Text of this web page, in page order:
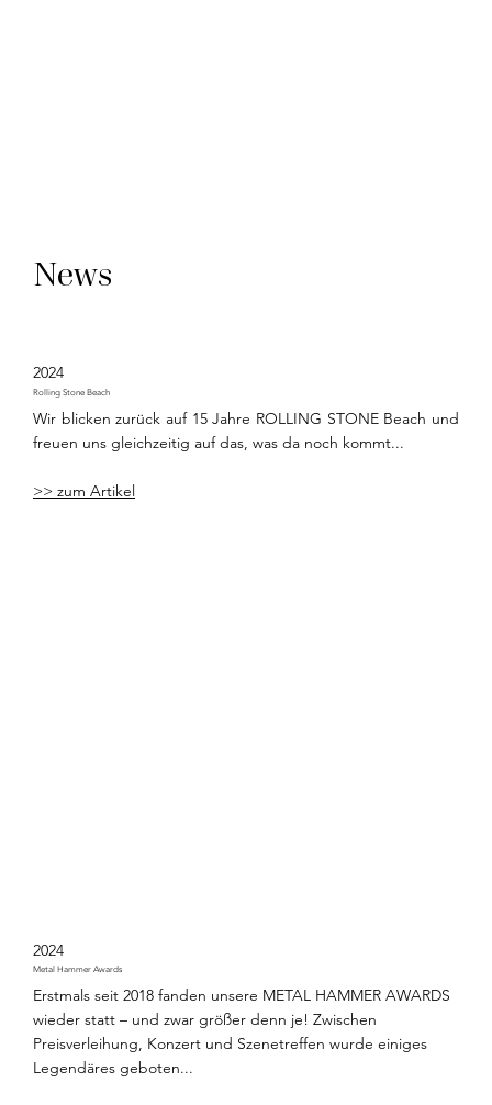
News
2024
Rolling Stone Beach
Wir blicken zurück auf 15 Jahre ROLLING STONE Beach und
freuen uns gleichzeitig auf das, was da noch kommt...
>> zum Artikel
2024
Metal Hammer Awards
Erstmals seit 2018 fanden unsere METAL HAMMER AWARDS
wieder statt – und zwar größer denn je! Zwischen
Preisverleihung, Konzert und Szenetreffen wurde einiges
Legendäres geboten...